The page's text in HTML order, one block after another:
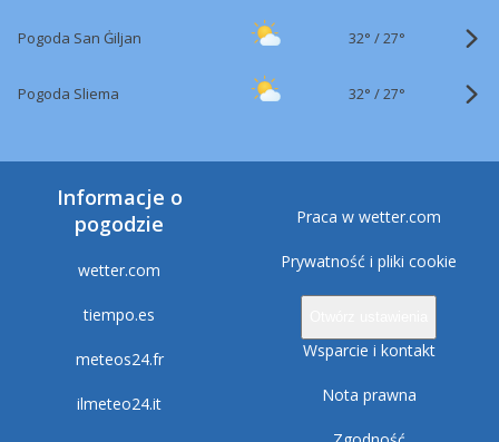
Pogoda San Ġiljan 32° /27°
Pogoda Sliema 32° /27°
Informacje o
pogodzie
wetter.com
tiempo.es
meteos24.fr
ilmeteo24.it
Praca w wetter.com
Prywatność i pliki cookie
Wsparcie i kontakt
Nota prawna